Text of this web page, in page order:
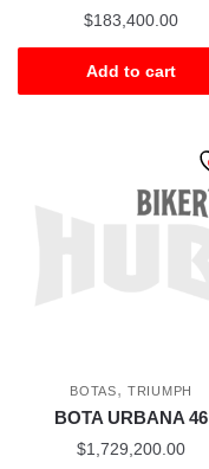
$183,400.00
Add to cart
BOTAS,TRIUMPH
BOTA URBANA 46
$1,729,200.00